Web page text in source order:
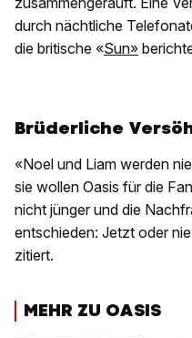
durch nächtliche
die britische «Sun»
Brüderliche
«Noel und Liam werden
sie wollen Oasis für die
nicht jünger und die
entschieden: Jetzt oder
zitiert.
MEHR ZU OASIS